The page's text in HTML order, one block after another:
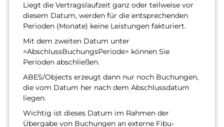
Liegt die Vertragslaufzeit ganz oder teilweise vor
diesem Datum, werden für die entsprechenden
Perioden (Monate) keine Leistungen fakturiert.
Mit dem zweiten Datum unter
<AbschlussBuchungsPeriode> können Sie
Perioden abschließen.
ABES/Objects erzeugt dann nur noch Buchungen,
die vom Datum her nach dem Abschlussdatum
liegen.
Wichtig ist dieses Datum im Rahmen der
Übergabe von Buchungen an externe Fibu-